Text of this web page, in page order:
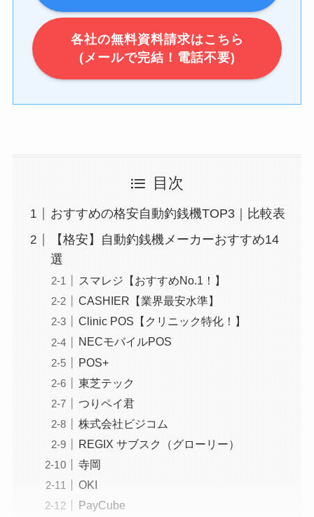
各社の無料資料請求はこちら
(メールで完結！電話不要)
目次
おすすめの格安自動釣銭機TOP3｜比較表
【格安】自動釣銭機メーカーおすすめ14
選
スマレジ【おすすめNo.1！】
CASHIER【業界最安水準】
Clinic POS【クリニック特化！】
NECモバイルPOS
POS+
東芝テック
つりペイ君
株式会社ビジコム
REGIX サブスク（グローリー）
寺岡
OKI
PayCube